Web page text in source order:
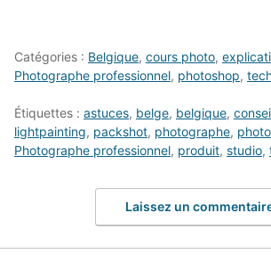
Catégories : Belgique, cours photo,
Photographe professionnel, photoshop,
Étiquettes : astuces, belge, belgique,
lightpainting, packshot, photographe,
Photographe professionnel, produit, studio,
Laissez un